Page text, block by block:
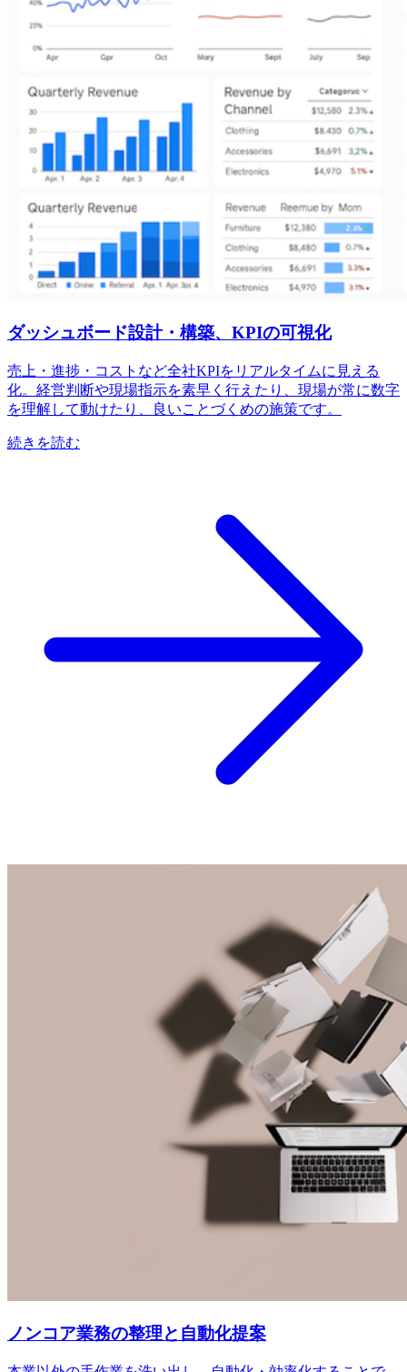
ダッシュボード設計・構築、KPIの可視化
売上・進捗・コストなど全社KPIをリアルタイムに見える
化。経営判断や現場指示を素早く行えたり、現場が常に数字
を理解して動けたり、良いことづくめの施策です。
続きを読む
ノンコア業務の整理と自動化提案